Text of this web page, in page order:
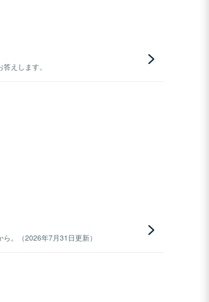
えします。
。（2026年7月31日更新）